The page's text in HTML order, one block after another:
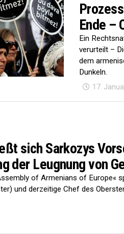
Ende –
Ein
verurteilt –
dem
Dunkeln.
17.
sich Sarkozys
der Leugnung von
of Armenians of Europe«
und derzeitige Chef des